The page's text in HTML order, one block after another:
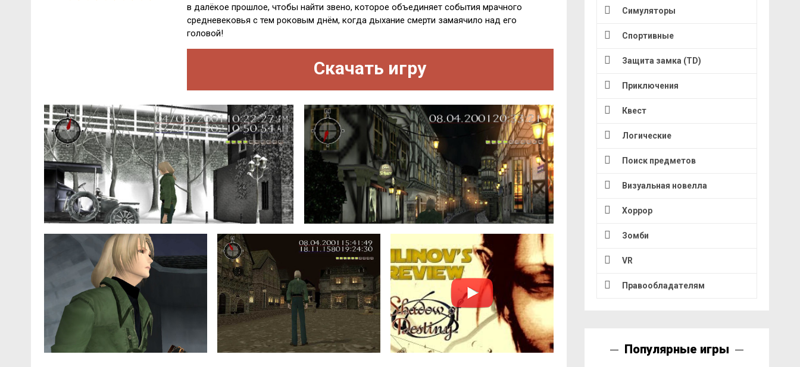
в далёкое прошлое, чтобы найти звено, которое объединяет события мрачного
средневековья с тем роковым днём, когда дыхание смерти замаячило над его
головой!
Скачать игру
Симуляторы
Спортивные
Защита замка (TD)
Приключения
Квест
Логические
Поиск предметов
Визуальная новелла
Хоррор
Зомби
VR
Правообладателям
Популярные игры